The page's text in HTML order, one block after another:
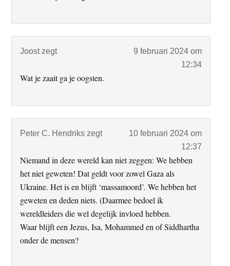
Joost zegt
9 februari 2024 om
12:34
Wat je zaait ga je oogsten.
Peter C. Hendriks zegt
10 februari 2024 om
12:37
Niemand in deze wereld kan niet zeggen: We hebben
het niet geweten! Dat geldt voor zowel Gaza als
Ukraine. Het is en blijft ‘massamoord’. We hebben het
geweten en deden niets. (Daarmee bedoel ik
wereldleiders die wel degelijk invloed hebben.
Waar blijft een Jezus, Isa, Mohammed en of Siddhartha
onder de mensen?